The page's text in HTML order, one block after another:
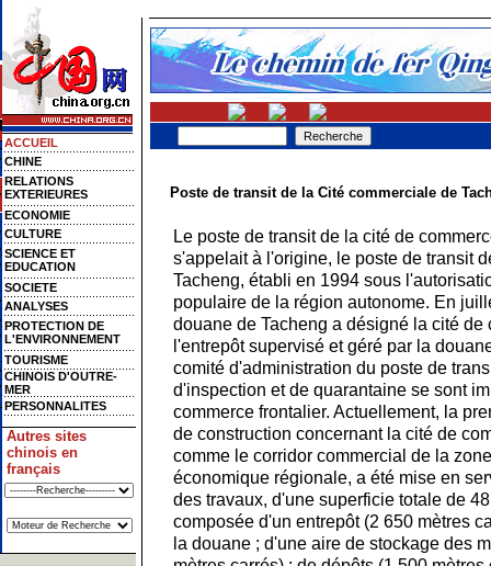
ACCUEIL
CHINE
RELATIONS
EXTERIEURES
ECONOMIE
CULTURE
SCIENCE ET
EDUCATION
SOCIETE
ANALYSES
PROTECTION DE
L'ENVIRONNEMENT
TOURISME
CHINOIS D'OUTRE-
MER
PERSONNALITES
Autres sites
chinois en
français
Poste de transit de la Cité commerciale de
Le poste de transit de la cité de
s'appelait à l'origine, le poste de transit
Tacheng, établi en 1994 sous
populaire de la région autonome. En
douane de Tacheng a désigné la cité de
l'entrepôt supervisé et géré par la
comité d'administration du poste de
d'inspection et de quarantaine se sont
commerce frontalier. Actuellement, la
de construction concernant la cité de
comme le corridor commercial de la
économique régionale, a été mise en
des travaux, d'une superficie totale de
composée d'un entrepôt (2 650 mètres
la douane ; d'une aire de stockage des